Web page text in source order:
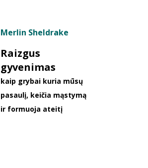
Merlin Sheldrake
Raizgus
gyvenimas
kaip grybai kuria mūsų
pasaulį, keičia mąstymą
ir formuoja ateitį